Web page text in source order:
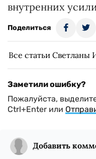
внутренних
Поделиться
Все статьи Светланы
Заметили ошибку?
Пожалуйста,
Ctrl+Enter или
Добавить